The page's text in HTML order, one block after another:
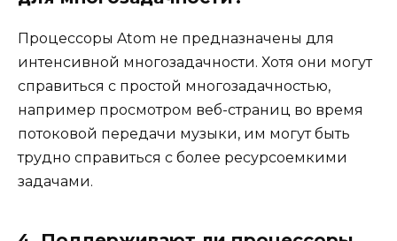
Процессоры Atom не предназначены для
интенсивной многозадачности. Хотя они могут
справиться с простой многозадачностью,
например просмотром веб-страниц во время
потоковой передачи музыки, им могут быть
трудно справиться с более ресурсоемкими
задачами.